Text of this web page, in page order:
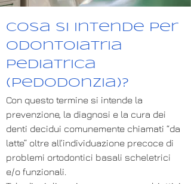
Cosa si intende per
odontoiatria
pediatrica
(pedodonzia)?
Con questo termine si intende la
prevenzione, la diagnosi e la cura dei
denti decidui comunemente chiamati “da
latte” oltre all’individuazione precoce di
problemi ortodontici basali scheletrici
e/o funzionali.